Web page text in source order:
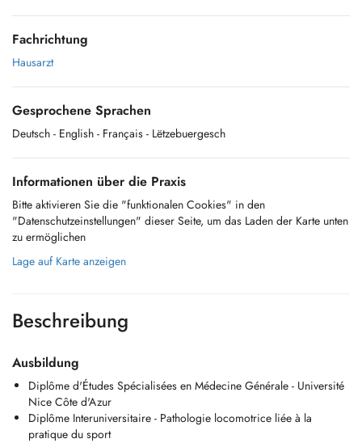
Fachrichtung
Hausarzt
Gesprochene Sprachen
Deutsch - English - Français - Lëtzebuergesch
Informationen über die Praxis
Bitte aktivieren Sie die "funktionalen Cookies" in den
"Datenschutzeinstellungen" dieser Seite, um das Laden der Karte unten
zu ermöglichen
Lage auf Karte anzeigen
Beschreibung
Ausbildung
Diplôme d'Études Spécialisées en Médecine Générale - Université
Nice Côte d'Azur
Diplôme Interuniversitaire - Pathologie locomotrice liée à la
pratique du sport